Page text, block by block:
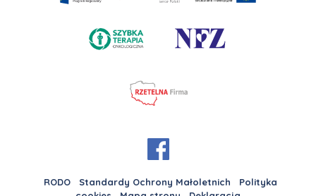
RODO Standardy Ochrony Małoletnich
Polityka